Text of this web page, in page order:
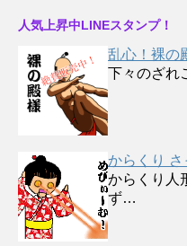
人気上昇中LINEスタンプ！
乱心！裸の
下々のざれ
からくり さ
からくり人
ず…